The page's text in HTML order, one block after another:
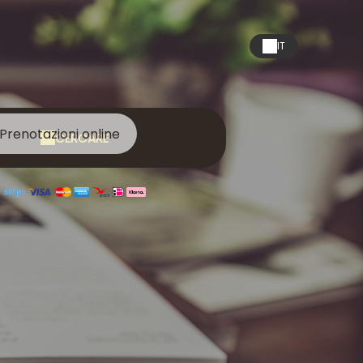
IT
Prenotazioni online
CERCARE